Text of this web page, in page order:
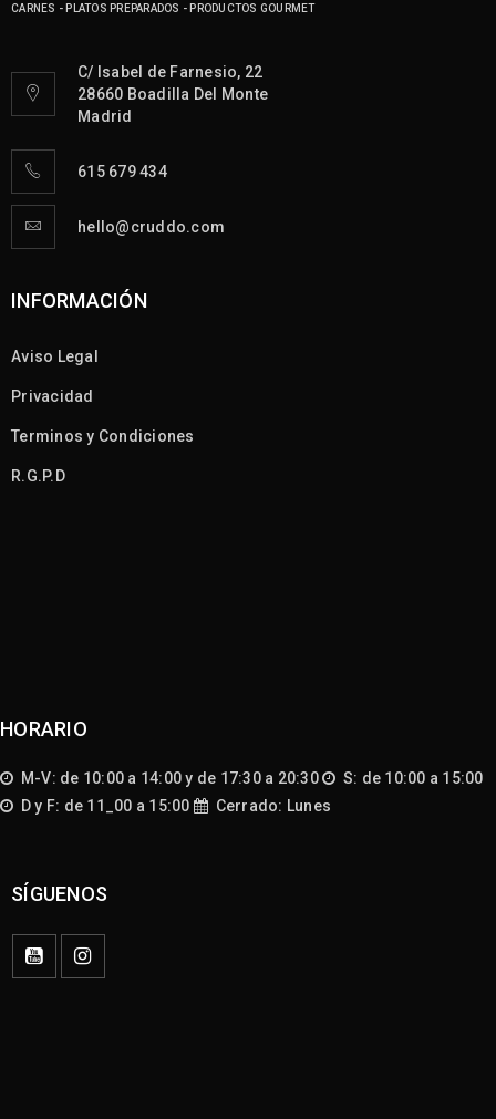
CARNES - PLATOS PREPARADOS - PRODUCTOS GOURMET
C/ Isabel de Farnesio, 22
28660 Boadilla Del Monte
Madrid
615 679 434
hello@cruddo.com
INFORMACIÓN
Aviso Legal
Privacidad
Terminos y Condiciones
R.G.P.D
HORARIO
M-V: de 10:00 a 14:00 y de 17:30 a 20:30
S: de 10:00 a 15:00
D y F: de 11_00 a 15:00
Cerrado: Lunes
SÍGUENOS